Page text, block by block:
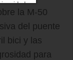
la M-50
del puente
bici y las
para